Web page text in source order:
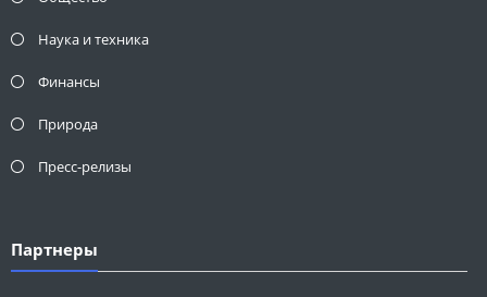
Наука и техника
Финансы
Природа
Пресс-релизы
Партнеры